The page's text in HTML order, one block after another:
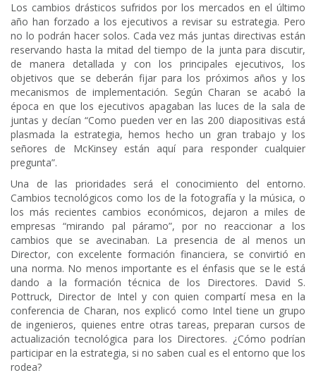
Los cambios drásticos sufridos por los mercados en el último
año han forzado a los ejecutivos a revisar su estrategia. Pero
no lo podrán hacer solos. Cada vez más juntas directivas están
reservando hasta la mitad del tiempo de la junta para discutir,
de manera detallada y con los principales ejecutivos, los
objetivos que se deberán fijar para los próximos años y los
mecanismos de implementación. Según Charan se acabó la
época en que los ejecutivos apagaban las luces de la sala de
juntas y decían “Como pueden ver en las 200 diapositivas está
plasmada la estrategia, hemos hecho un gran trabajo y los
señores de McKinsey están aquí para responder cualquier
pregunta”.
Una de las prioridades será el conocimiento del entorno.
Cambios tecnológicos como los de la fotografía y la música, o
los más recientes cambios económicos, dejaron a miles de
empresas “mirando pal páramo”, por no reaccionar a los
cambios que se avecinaban. La presencia de al menos un
Director, con excelente formación financiera, se convirtió en
una norma. No menos importante es el énfasis que se le está
dando a la formación técnica de los Directores. David S.
Pottruck, Director de Intel y con quien compartí mesa en la
conferencia de Charan, nos explicó como Intel tiene un grupo
de ingenieros, quienes entre otras tareas, preparan cursos de
actualización tecnológica para los Directores. ¿Cómo podrían
participar en la estrategia, si no saben cual es el entorno que los
rodea?